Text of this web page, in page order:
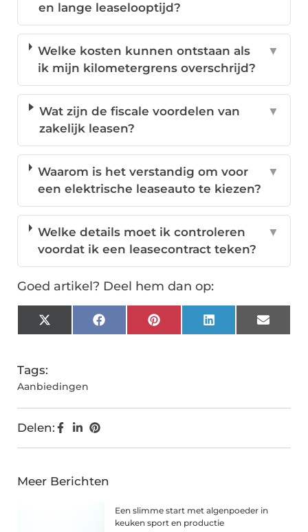
en lange leaselooptijd?
Welke kosten kunnen ontstaan als
ik mijn kilometergrens overschrijd?
▼
Wat zijn de fiscale voordelen van
zakelijk leasen?
▼
Waarom is het verstandig om voor
een elektrische leaseauto te kiezen?
▼
Welke details moet ik controleren
voordat ik een leasecontract teken?
▼
Goed artikel? Deel hem dan op:
X
(Twitter)
FacebookPinterestLinkedInEmail
Tags:
Aanbiedingen
Delen:
Meer Berichten
Een slimme start met algenpoeder in
keuken sport en productie